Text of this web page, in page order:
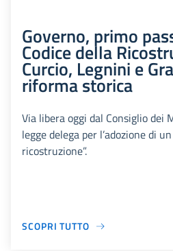
Governo, primo
Codice della
Curcio, Legnini e
riforma storica
Via libera oggi dal Consiglio dei
legge delega per l’adozione di
ricostruzione”.
SCOPRI TUTTO